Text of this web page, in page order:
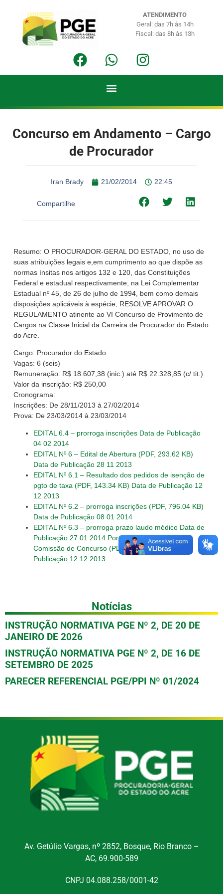
ATENDIMENTO
Geral: das 7h às 14h
Fiscal: das 8h às 13h
Concurso em Andamento – Cargo
de Procurador
Iran Brady 21/02/2014 22:45
Compartilhe
Resumo: O PROCURADOR-GERAL DO ESTADO, no uso de
suas atribuições legais e,em cumprimento ao que dispõe as
normas ínsitas nos artigos 132 e 120, das Constituições
Federal e estadual respectivamente, na Lei Complementar
Estadual nº 45, de 26 de julho de 1994, bem como demais
disposições aplicáveis à espécie, RESOLVE APROVAR O
REGULAMENTO atinente ao VI Concurso de Provimento de
Cargos na Classe Inicial da Carreira de Procurador do Estado
do Acre.
Cargo: Procurador do Estado
Vagas: 6 (seis)
Remuneração: R$ 18.607,38 (inic.) até R$ 22.328,85 (c/ tit.)
Valor da inscrição: R$ 250,00
Cronograma:
Inscrições: De 28/11/2013 à 27/02/2014
Prova: De 23/03/2014 à 23/03/2014
EDITAL 6.4 – prorroga inscrições Data de Publicação
04 02 2014
EDITAL Nº 6 – Edital de Abertura (PDF, 293.62 KB)
Data de Publicação 28 11 2013
EDITAL Nº 6.1 – Resultado dos pedidos de isenção de
pgto de taxa (PDF, 143.34 KB) Data de Publicação 12
12 2013
EDITAL Nº 6.2 – prorroga inscrições (PDF, 796.04 KB)
Data de Publicação 08 01 2014
EDITAL Nº 6.3 – prorroga prazo laudo médico Data de
Publicação 27 01 2014 Portaria 212 – nomeia
Comissão de Concurso (PDF, 349.49 KB) Data de
Publicação 12 12 2013
Notícias
INSTRUÇÃO NORMATIVA PGE Nº 2, DE 20 DE
JANEIRO DE 2026
INSTRUÇÃO NORMATIVA PGE Nº 2, DE 16 DE
SETEMBRO DE 2025
PARECER REFERENCIAL PGE/PPI Nº 01/2024
Av. Getúlio Vargas, nº 2852, Bosque, Rio Branco –
AC, 69.900-589
CNPJ 04.088.258/0001-42